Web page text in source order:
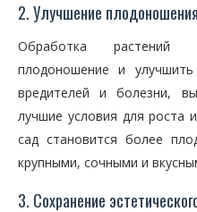
2. Улучшение
Обработка
плодоношение и
вредителей и болезни,
лучшие условия для роста
сад становится более
крупными, сочными и
3. Сохранение